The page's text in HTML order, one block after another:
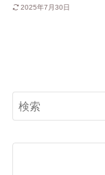
2025年7月30日